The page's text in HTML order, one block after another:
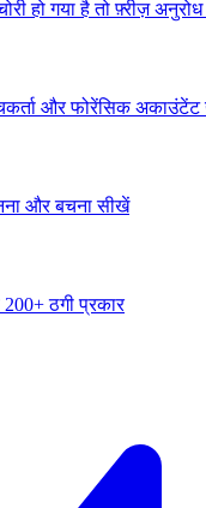
हो गया है तो फ़्रीज़
और फोरेंसिक
और बचना सीखें
ठगी प्रकार